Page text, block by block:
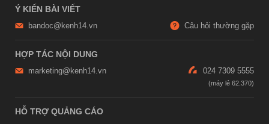
Ý KIẾN BÀI VIẾT
bandoc@kenh14.vn Câu hỏi thường gặp
HỢP TÁC NỘI DUNG
marketing@kenh14.vn 024 7309 5555
HỖ TRỢ QUẢNG CÁO